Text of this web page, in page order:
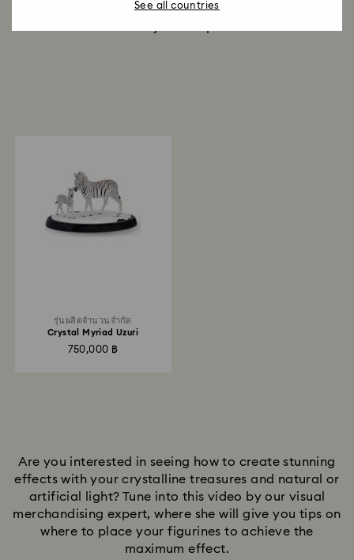
pointiage works and how many hours it takes to
รุ่นผลิตจำนวนจำกัด
Crystal Myriad Uzuri
750,000 ฿
Are you interested in seeing how to create stunning
effects with your crystalline treasures and natural or
artificial light? Tune into this video by our visual
merchandising expert, where she will give you tips on
where to place your figurines to achieve the
maximum effect.
See all countries